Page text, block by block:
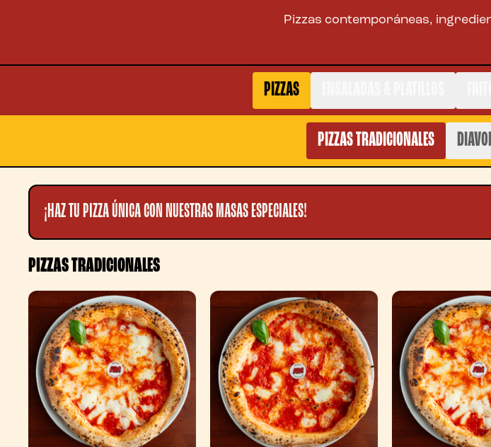
Pizzas contemporáneas,
PIZZAS
PIZZAS TRADICIONALES
¡HAZ TU PIZZA ÚNICA CON NUESTRAS MASAS ESPECIALES!
PIZZAS TRADICIONALES